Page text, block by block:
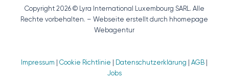
Copyright 2026 © Lyra International Luxembourg SARL. Alle
Rechte vorbehalten. – Webseite erstellt durch hhomepage
Webagentur
Impressum |Cookie Richtlinie Datenschutzerklärung |AGB
Jobs